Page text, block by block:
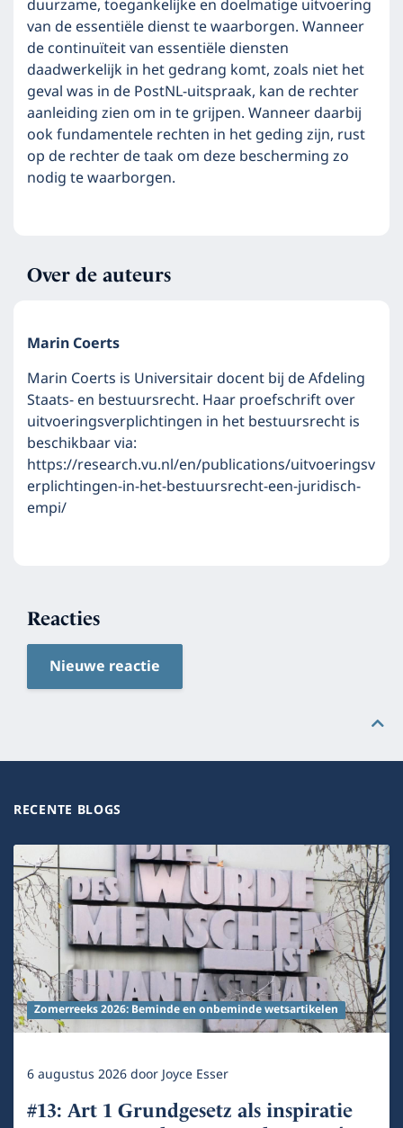
duurzame, toegankelijke en doelmatige uitvoering
van de essentiële dienst te waarborgen. Wanneer
de continuïteit van essentiële diensten
daadwerkelijk in het gedrang komt, zoals niet het
geval was in de PostNL-uitspraak, kan de rechter
aanleiding zien om in te grijpen. Wanneer daarbij
ook fundamentele rechten in het geding zijn, rust
op de rechter de taak om deze bescherming zo
nodig te waarborgen.
Over de auteurs
Marin Coerts
Marin Coerts is Universitair docent bij de Afdeling
Staats- en bestuursrecht. Haar proefschrift over
uitvoeringsverplichtingen in het bestuursrecht is
beschikbaar via:
https://research.vu.nl/en/publications/uitvoeringsv
erplichtingen-in-het-bestuursrecht-een-juridisch-
empi/
Reacties
Nieuwe reactie
RECENTE BLOGS
Zomerreeks 2026: Beminde en onbeminde wetsartikelen
6 augustus 2026doorJoyce Esser
#13: Art 1 Grundgesetz als inspiratie